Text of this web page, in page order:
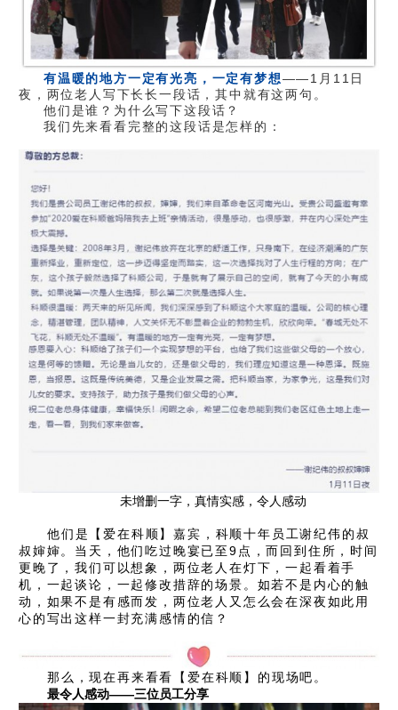
有温暖的地方一定有光亮，一定有梦想——1月11日
夜，两位老人写下长长一段话，其中就有这两句。
他们是谁？为什么写下这段话？
我们先来看看完整的这段话是怎样的：
未增删一字，真情实感，令人感动
他们是【爱在科顺】嘉宾，科顺十年员工谢纪伟的叔
叔婶婶。当天，他们吃过晚宴已至9点，而回到住所，时间
更晚了，我们可以想象，两位老人在灯下，一起看着手
机，一起谈论，一起修改措辞的场景。如若不是内心的触
动，如果不是有感而发，两位老人又怎么会在深夜如此用
心的写出这样一封充满感情的信？
那么，现在再来看看【爱在科顺】的现场吧。
最令人感动——三位员工分享